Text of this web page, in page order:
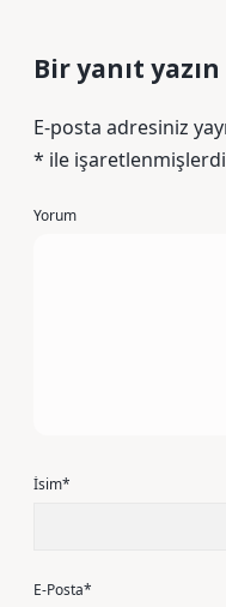
Bir yanıt yazın
E-posta adresiniz
* ile
Yorum
İsim*
E-Posta*